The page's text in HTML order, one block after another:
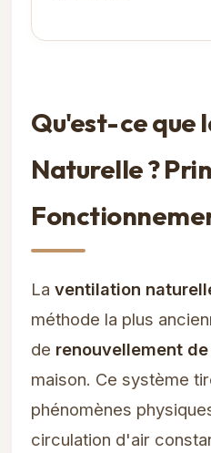
Qu'est-ce que
Naturelle ?
Laventilation
méthode la plus
de renouvellement
maison. Ce système
phénomènes
circulation d'air